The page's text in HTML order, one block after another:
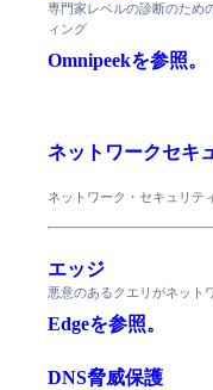
専門家レベルの診断のため
ィング
Omnipeekを参照。
ネットワークセキ
ネットワーク・セキュリテ
エッジ
悪意のあるクエリがネット
Edgeを参照。
DNS脅威保護